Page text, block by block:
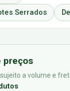
Serrados
preços
a volume e